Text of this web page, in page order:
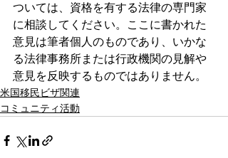
ついては、資格を有する法律の専門家
に相談してください。ここに書かれた
意見は筆者個人のものであり、いかな
る法律事務所または行政機関の見解や
意見を反映するものではありません。
米国移民ビザ関連
コミュニティ活動